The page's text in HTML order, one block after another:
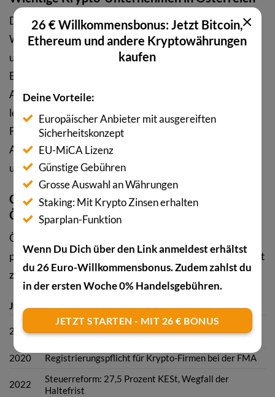
Das prägende Aushängeschild ist Bitpanda. Das 2014 in
Wien gegründete Unternehmen zählt zu den grössten
und am stärksten regulierten Krypto-Plattformen
Europas und hält Zulassungen mehrerer
Aufsichtsbehörden. Rund um diesen Anker hat sich eine
lebendige Szene aus Dienstleistern, Verwahrern und
Fintechs gebildet. Hinzu kommen die internationalen
Anbieter, die ihre EU-Aktivitäten von Wien aus steuern
und so zur Bedeutung des Standorts beitragen.
Geschichte der Krypto-Regulierung in
Österreich
Österreichs Weg ist von früher Offenheit und
pragmatischen Schritten geprägt. Die folgende Übersicht
zeigt die markanten Stationen.
JAHR EREIGNIS
2019
Post startet Bitcoin-Verkauf am Automaten, Ausgabe
der ersten Crypto Stamp
2020
Registrierungspflicht für Krypto-Firmen bei der FMA
2022
Steuerreform: 27,5 Prozent KESt, Wegfall der
Haltefrist
26 € Willkommensbonus: Jetzt Bitcoin,
Ethereum und andere Kryptowährungen
kaufen
Deine Vorteile:
Europäischer Anbieter mit ausgereiften
Sicherheitskonzept
EU-MiCA Lizenz
Günstige Gebühren
Grosse Auswahl an Währungen
Staking: Mit Krypto Zinsen erhalten
Sparplan-Funktion
Wenn Du Dich über den Link anmeldest erhältst
du 26 Euro-Willkommensbonus. Zudem zahlst du
in der ersten Woche 0% Handelsgebühren.
JETZT STARTEN - MIT 26 € BONUS
×